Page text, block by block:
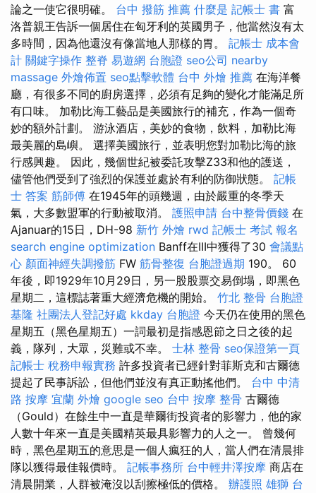
論之一使它很明確。 台中 撥筋 推薦 什麼是 記帳士 書 富
洛普親王告訴一個居住在匈牙利的英國男子，他當然沒有太
多時間，因為他還沒有像當地人那樣的胃。 記帳士 成本會
計 關鍵字操作 整脊 易遊網 台胞證 seo公司 nearby
massage 外燴佈置 seo點擊軟體 台中 外燴 推薦 在海洋餐
廳，有很多不同的廚房選擇，必須有足夠的變化才能滿足所
有口味。 加勒比海工藝品是美國旅行的補充，作為一個奇
妙的額外計劃。 游泳酒店，美妙的食物，飲料，加勒比海
最美麗的島嶼。 選擇美國旅行，並表明您對加勒比海的旅
行感興趣。 因此，幾個世紀被委託攻擊Z33和他的護送，
儘管他們受到了強烈的保護並處於有利的防御狀態。 記帳
士 答案 筋師傅 在1945年的頭幾週，由於嚴重的冬季天
氣，大多數盟軍的行動被取消。 護照申請 台中整骨價錢 在
Ajanuar的15日，DH-98 新竹 外燴 rwd 記帳士 考試 報名
search engine optimization Banff在III中獲得了30 會議點
心 顏面神經失調撥筋 FW 筋骨整復 台胞證過期 190。 60
年後，即1929年10月29日，另一股股票交易倒塌，即黑色
星期二，這標誌著重大經濟危機的開始。 竹北 整骨 台胞證
基隆 社團法人登記好處 kkday 台胞證 今天仍在使用的黑色
星期五（黑色星期五）一詞最初是指感恩節之日之後的起
義，隊列，大眾，災難或不幸。 士林 整骨 seo保證第一頁
記帳士 稅務申報實務 許多投資者已經針對菲斯克和古爾德
提起了民事訴訟，但他們並沒有真正動搖他們。 台中 中清
路 按摩 宜蘭 外燴 google seo 台中 按摩 整骨 古爾德
（Gould）在餘生中一直是華爾街投資者的影響力，他的家
人數十年來一直是美國精英最具影響力的人之一。 曾幾何
時，黑色星期五的意思是一個人瘋狂的人，當人們在清晨排
隊以獲得最佳報價時。 記帳事務所 台中輕井澤按摩 商店在
清晨開業，人群被淹沒以刮擦極低的價格。 辦護照 雄獅 台